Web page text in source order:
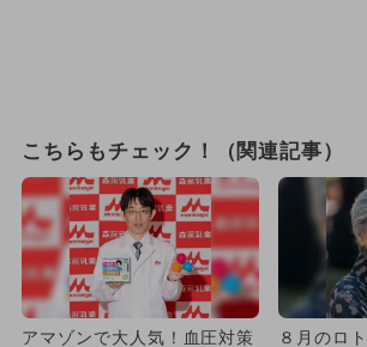
こちらもチェック！（関連記事）
アマゾンで大人気！血圧対策 ８月のロ